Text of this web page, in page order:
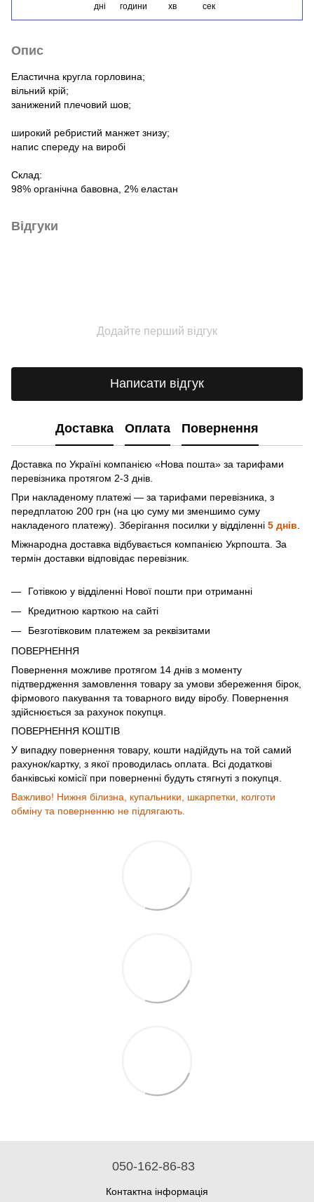
дні години хв сек
Опис
Еластична кругла горловина;
вільний крій;
занижений плечовий шов;
широкий ребристий манжет знизу;
напис спереду на виробі
Склад:
98% органічна бавовна, 2% еластан
Відгуки
Додайте перший відгук
Написати відгук
Доставка Оплата Повернення
Доставка по Україні компанією «Нова пошта» зa тарифами
перевізника протягом 2-3 днів.
При накладеному платежі — за тарифами перевізника, з
передплатою 200 грн (на цю суму ми зменшимо суму
накладеного платежу). Зберігання посилки у відділенні 5 днів
Міжнародна доставка відбувається компанією Укрпошта. За
термін доставки відповідає перевізник.
Готівкою у відділенні Нової пошти при отриманні
Кредитною карткою на сайті
Безготівковим платежем за реквізитами
ПОВЕРНЕННЯ
Повернення можливе протягом 14 днів з моменту
підтвердження замовлення товару за умови збереження бірок,
фірмового пакування та товарного виду віробу. Повернення
здійснюється за рахунок покупця.
ПОВЕРНЕННЯ КОШТІВ
У випадку повернення товару, кошти надійдуть на той самий
рахунок/картку, з якої проводилась оплата. Всі додаткові
банківські комісії при поверненні будуть стягнуті з покупця.
Важливо! Нижня білизна, купальники, шкарпетки, колготи
обміну та поверненню не підлягають.
050-162-86-83
Контактна інформація